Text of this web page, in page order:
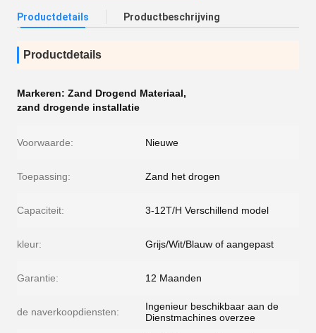
Productdetails Productbeschrijving
Productdetails
Markeren: Zand Drogend Materiaal,
zand drogende installatie
Voorwaarde: Nieuwe
Toepassing: Zand het drogen
Capaciteit: 3-12T/H Verschillend model
kleur: Grijs/Wit/Blauw of aangepast
Garantie: 12 Maanden
de naverkoopdiensten:
Ingenieur beschikbaar aan de
Dienstmachines overzee